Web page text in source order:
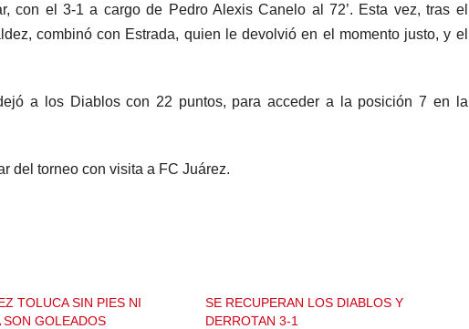
con el 3-1 a cargo de Pedro Alexis Canelo al 72’. Esta vez, tras el
combinó con Estrada, quien le devolvió en el momento justo, y el
a los Diablos con 22 puntos, para acceder a la posición 7 en la
del torneo con visita a FC Juárez.
TOLUCA SIN PIES NI
SON GOLEADOS
SE RECUPERAN LOS DIABLOS Y
DERROTAN 3-1